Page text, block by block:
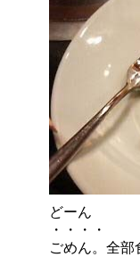
どーん
・・・・
ごめん。全